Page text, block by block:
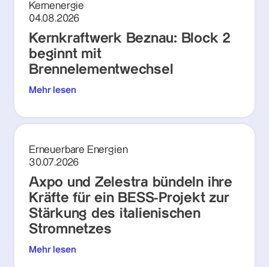
Kernenergie
04.08.2026
Kernkraftwerk Beznau: Block 2
beginnt mit
Brennelementwechsel
Mehr lesen
Erneuerbare Energien
30.07.2026
Axpo und Zelestra bündeln ihre
Kräfte für ein BESS-Projekt zur
Stärkung des italienischen
Stromnetzes
Mehr lesen